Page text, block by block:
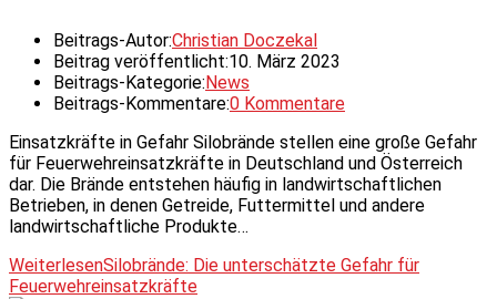
Beitrags-Autor:Christian Doczekal
Beitrag veröffentlicht:10. März 2023
Beitrags-Kategorie: News
Beitrags-Kommentare:0 Kommentare
Einsatzkräfte in Gefahr Silobrände stellen eine große Gefahr
für Feuerwehreinsatzkräfte in Deutschland und Österreich
dar. Die Brände entstehen häufig in landwirtschaftlichen
Betrieben, in denen Getreide, Futtermittel und andere
landwirtschaftliche Produkte…
WeiterlesenSilobrände: Die unterschätzte Gefahr für
Feuerwehreinsatzkräfte